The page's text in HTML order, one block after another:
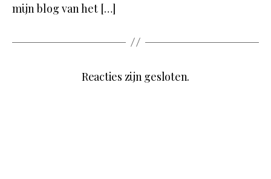
mijn blog van het […]
Reacties zijn gesloten.